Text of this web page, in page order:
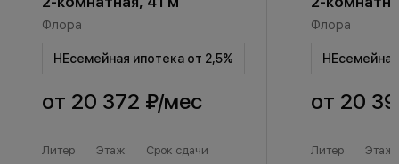
Флора
НЕсемейная ипотека от 2,5%
от 20 372 ₽/мес
Литер Этаж Срок сдачи
Флора
от 20
Литер Этаж